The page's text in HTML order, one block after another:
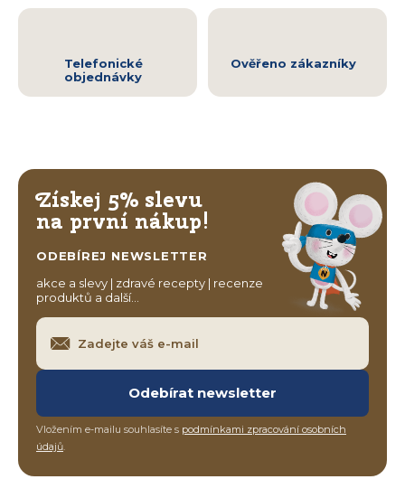
Telefonické
objednávky
Ověřeno zákazníky
Získej 5% slevu
na první nákup!
ODEBÍREJ NEWSLETTER
akce a slevy | zdravé recepty | recenze
produktů a další…
Odebírat newsletter
Vložením e-mailu souhlasíte s podmínkami zpracování osobních
údajů.